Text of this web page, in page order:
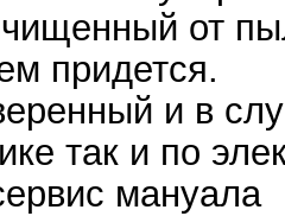
от
придется.
и в
так и по
мануала